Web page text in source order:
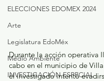
ELECCIONES EDOMEX 2024
Arte
Legislatura EdoMéx
Medio Ambiente
INVESTIGACIÓN ESPECIAL
Durante la acción operativa
cabo en el municipio de
el investigado intentó